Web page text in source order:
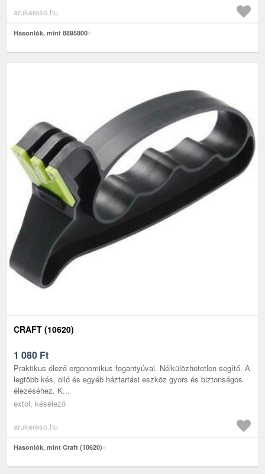
arukereso.hu
Hasonlók, mint 8895800
CRAFT (10620)
1 080 Ft
Praktikus élező ergonomikus fogantyúval. Nélkülözhetetlen segítő. A
legtöbb kés, olló és egyéb háztartási eszköz gyors és biztonságos
élezéséhez. K...
extol, késélező
arukereso.hu
Hasonlók, mint Craft (10620)